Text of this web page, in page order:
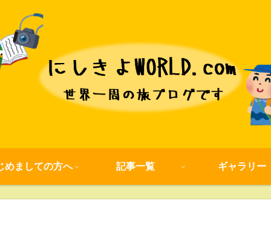
めましての方へ 記事一覧 ギャラリー